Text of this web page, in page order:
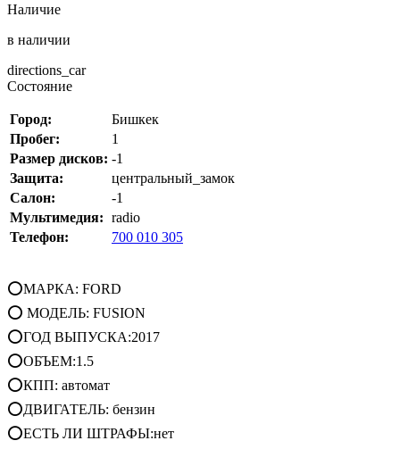
Наличие
в наличии
directions_car
Состояние
Город:
Бишкек
Пробег:
1
Размер дисков: -1
Защита:
центральный_замок
Салон:
-1
Мультимедия: radio
Телефон:
700 010 305
⭕МАРКА: FORD
⭕ МОДЕЛЬ: FUSION
⭕ГОД ВЫПУСКА:2017
⭕ОБЪЕМ:1.5
⭕КПП: автомат
⭕ДВИГАТЕЛЬ: бензин
⭕ЕСТЬ ЛИ ШТРАФЫ:нет